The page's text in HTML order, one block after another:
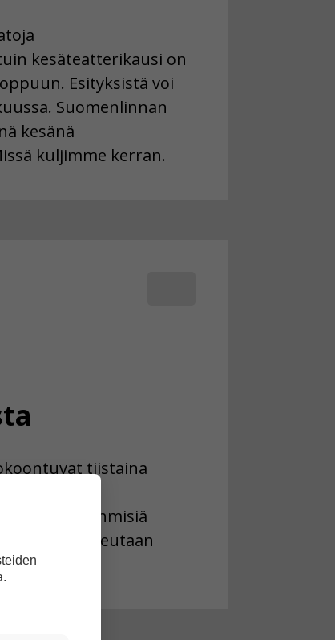
kesäteatterikausi on
Esityksistä voi
Suomenlinnan
kesänä
kuljimme kerran.
tiistaina
tuhansia ihmisiä
Espanjan Ceutaan